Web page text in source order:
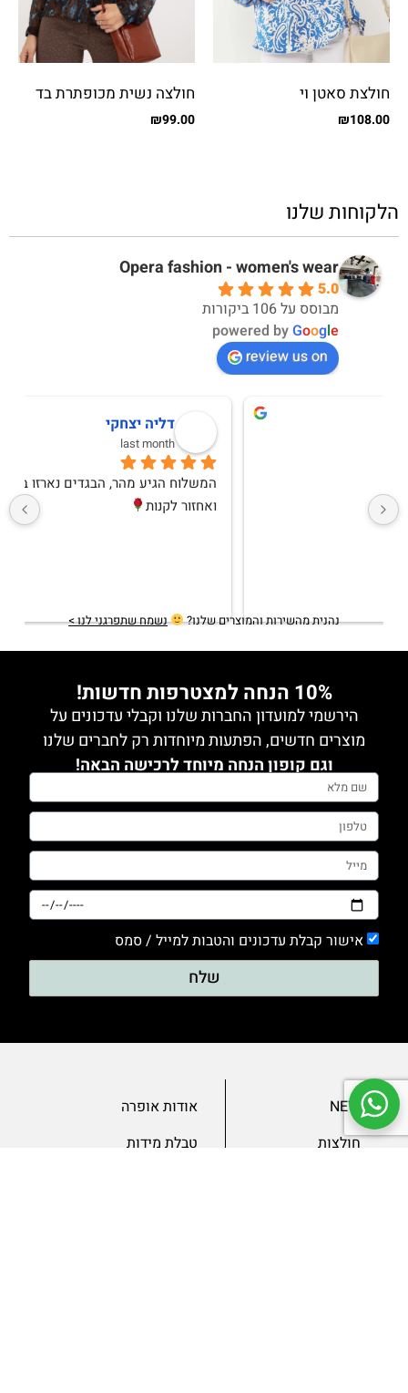
חולצת סאטן וי
₪108.00
חולצה נשית מכופתרת בד
שיפון מקומט
₪99.00
הלקוחות שלנו
Opera fashion - women's wear
5.0
מבוסס על 106 ביקורות
powered byGoogle
review us on
מירב יחזקאל
שירות אדיב ומקצועימגיע תוך יומיים לכל היותרבגדים
נהנית מהשירות והמוצרים שלנו? נשמח שתפרגני לנו >
10% הנחה למצטרפות חדשות!
הירשמי למועדון החברות שלנו וקבלי עדכונים על
מוצרים חדשים, הפתעות מיוחדות רק לחברים שלנו
וגם קופון הנחה מיוחד לרכישה הבאה!
אישור קבלת עדכונים והטבות למייל / סמס
שלח
NEW
חולצות
אודות אופרה
טבלת מידות